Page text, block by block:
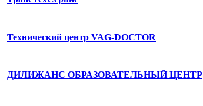
Технический центр VAG-DOCTOR
ДИЛИЖАНС ОБРАЗОВАТЕЛЬНЫЙ ЦЕНТР